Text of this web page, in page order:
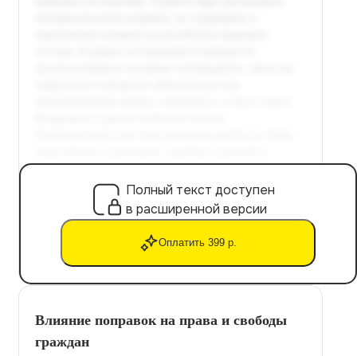
Полный текст доступен
в расширенной версии
Оплатить 399 р.
Влияние поправок на права и свободы
граждан